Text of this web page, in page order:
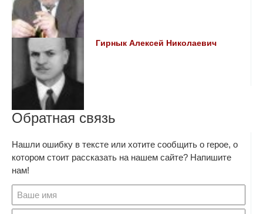
Гирнык Алексей Николаевич
Обратная связь
Нашли ошибку в тексте или хотите сообщить о герое, о
котором стоит рассказать на нашем сайте? Напишите
нам!